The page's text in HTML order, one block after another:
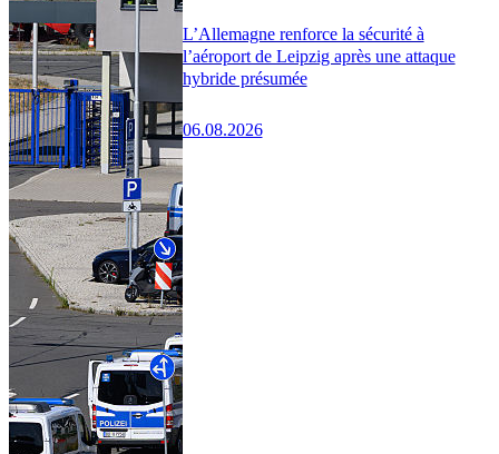
L’Allemagne renforce la sécurité à
l’aéroport de Leipzig après une attaque
hybride présumée
06.08.2026